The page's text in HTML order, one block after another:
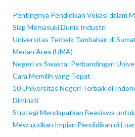
Pentingnya Pendidikan Vokasi dalam
Siap Memasuki Dunia Industri
Universitas Terbaik Tambahan di
Medan Area (UMA)
Negeri vs Swasta: Perbandingan
Cara Memilih yang Tepat
10 Universitas Negeri Terbaik di
Diminati
Strategi Mendapatkan Beasiswa
Mewujudkan Impian Pendidikan di Luar